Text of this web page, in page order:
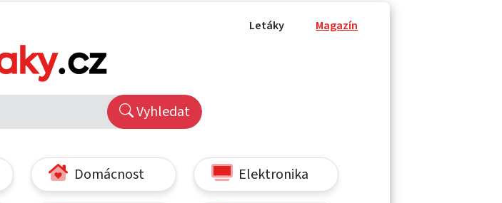
Letáky Magazín
Vyhledat
Domácnost Elektronika